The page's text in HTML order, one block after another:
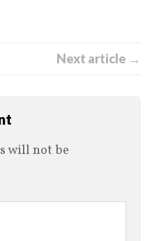
Next article →
will not be